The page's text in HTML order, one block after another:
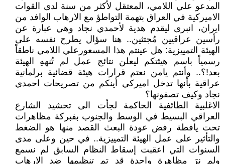
المدعو علي اللامي، المعتقل لأكثر من سنة لدى القوات
الاميركية في العراق بتهمة التواطؤ مع الارهاب الوافد من
ايران، انبرى ليقدم هدية لأحمدي نجاد وهي عبارة عن
رأسين عراقيين مُجتثين.. هنا سؤال يطرح نفسه على
الهيئة التمييزية: هل عينتم هذا المسعورعلي اللامي ناطقاً
رسمياً باسم هيئتكم ليعلن نتائج عمل لم تُنههِ الهيئة
بعد!؟.. وأنتم يامن نعتم قرارات هيئة قضائية برلمانية
عراقية بأنها تدخل اميركي أينكم من تصريحات احمدي
نجاد وكيف تصفونها؟
الاغلبية الطائفية الحاكمة لجأت الى تحشيد الشارع
العراقي البسيط في الوسط والجنوب بفبركة مظاهرات
تحت يافطة رفض عودة البعث القصد منها هو الضغط
والتأثير على عمل الهيئة التمييزية.. في حين وعلى مدى
السنوات التي اعقبت إسقاط النظام السابق لم نسمع
ولم نرَ مظاهرة واحدة قد تم تنظيمها ضد الارهاب